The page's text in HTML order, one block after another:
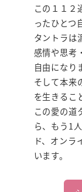
この１１２
ったひとつ
タントラは
感情や思考
自由になり
そして本来
を生きるこ
この愛の道
ら、もう1
ド、オンラ
います。